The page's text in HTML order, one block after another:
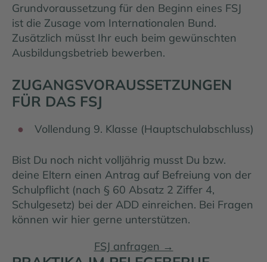
Grundvoraussetzung für den Beginn eines FSJ
ist die Zusage vom Internationalen Bund.
Zusätzlich müsst Ihr euch beim gewünschten
Ausbildungsbetrieb bewerben.
ZUGANGSVORAUSSETZUNGEN
FÜR DAS FSJ
Vollendung 9. Klasse (Hauptschulabschluss)
Bist Du noch nicht volljährig musst Du bzw.
deine Eltern einen Antrag auf Befreiung von der
Schulpflicht (nach § 60 Absatz 2 Ziffer 4,
Schulgesetz) bei der ADD einreichen. Bei Fragen
können wir hier gerne unterstützen.
FSJ anfragen →